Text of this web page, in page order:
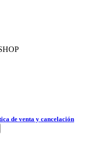
de venta y cancelación